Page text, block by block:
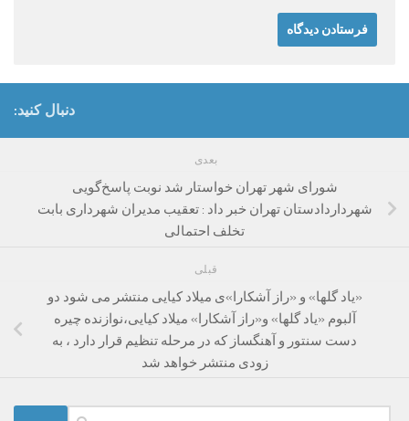
دنبال کنید:
بعدی
شورای شهر تهران خواستار شد نوبت پاسخ‌گویی
شهرداردادستان تهران خبر داد : تعقیب مدیران شهرداری بابت
تخلف احتمالی
قبلی
«یاد گلها» و «راز آشکارا»ی میلاد کیایی منتشر می شود دو
آلبوم «یاد گلها» و«راز آشکارا» میلاد کیایی،نوازنده چیره
دست سنتور و آهنگساز که در مرحله تنظیم قرار دارد ، به
زودی منتشر خواهد شد